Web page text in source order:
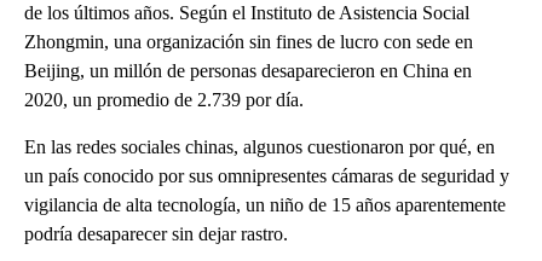
de los últimos años. Según el Instituto de Asistencia Social
Zhongmin, una organización sin fines de lucro con sede en
Beijing, un millón de personas desaparecieron en China en
2020, un promedio de 2.739 por día.
En las redes sociales chinas, algunos cuestionaron por qué, en
un país conocido por sus omnipresentes cámaras de seguridad y
vigilancia de alta tecnología, un niño de 15 años aparentemente
podría desaparecer sin dejar rastro.